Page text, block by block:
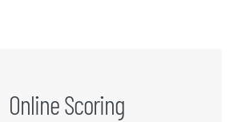
Online Scoring